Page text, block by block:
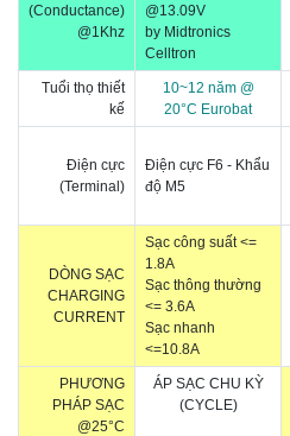
(Conductance)
@1Khz
@13.09V
by Midtronics
Celltron
Tuổi thọ thiết
kế
10~12 năm @
20°C Eurobat
Điện cực
(Terminal)
Điện cực F6 - Khẩu
độ M5
DÒNG SẠC
CHARGING
CURRENT
Sạc công suất <=
1.8A
Sạc thông thường
<= 3.6A
Sạc nhanh
<=10.8A
PHƯƠNG
PHÁP SẠC
@25°C
ÁP SẠC CHU KỲ
(CYCLE)